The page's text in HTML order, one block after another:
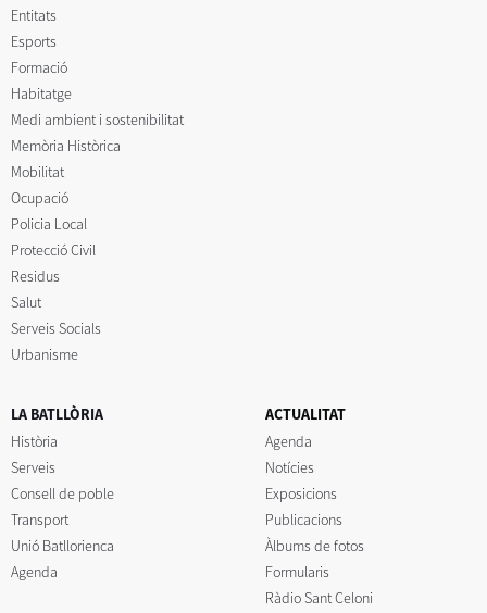
Entitats
Esports
Formació
Habitatge
Medi ambient i sostenibilitat
Memòria Històrica
Mobilitat
Ocupació
Policia Local
Protecció Civil
Residus
Salut
Serveis Socials
Urbanisme
LA BATLLÒRIA
Història
Serveis
Consell de poble
Transport
Unió Batllorienca
Agenda
ACTUALITAT
Agenda
Notícies
Exposicions
Publicacions
Àlbums de fotos
Formularis
Ràdio Sant Celoni